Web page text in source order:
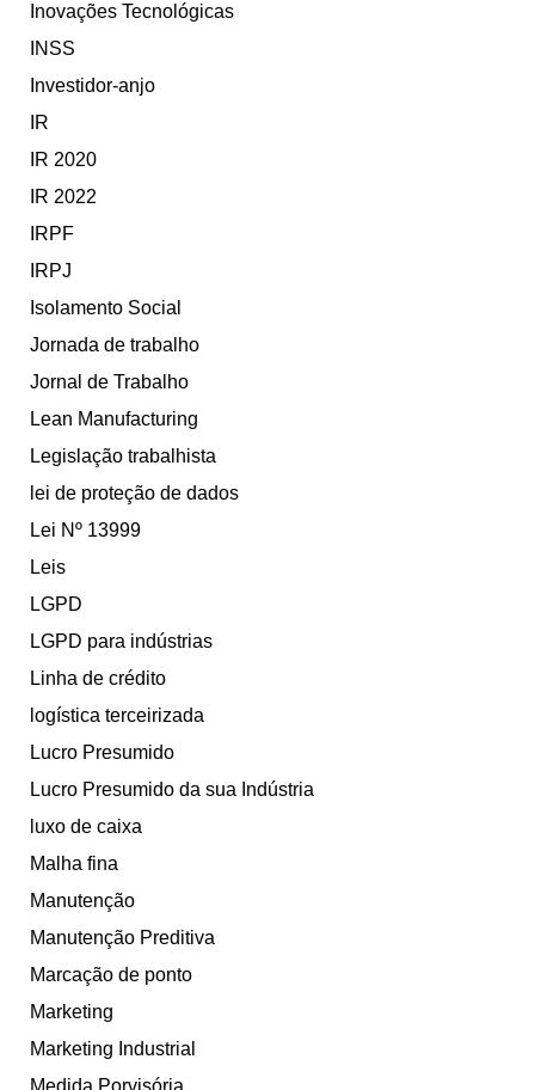
Inovações Tecnológicas
INSS
Investidor-anjo
IR
IR 2020
IR 2022
IRPF
IRPJ
Isolamento Social
Jornada de trabalho
Jornal de Trabalho
Lean Manufacturing
Legislação trabalhista
lei de proteção de dados
Lei Nº 13999
Leis
LGPD
LGPD para indústrias
Linha de crédito
logística terceirizada
Lucro Presumido
Lucro Presumido da sua Indústria
luxo de caixa
Malha fina
Manutenção
Manutenção Preditiva
Marcação de ponto
Marketing
Marketing Industrial